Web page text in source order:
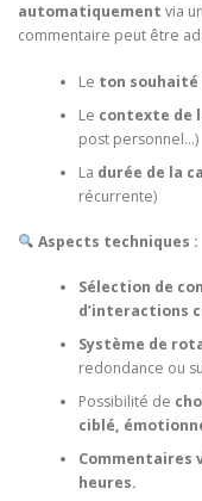
automatiquement via
commentaire peut être
Le ton souhaité
Le contexte de
post personnel…)
La durée de la
récurrente)
Aspects techniques :
Sélection de
d’interactions
Système de
redondance ou
Possibilité de
ciblé,
Commentaires
heures.